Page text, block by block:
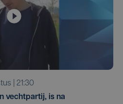
| 21:30
vechtpartij, is na